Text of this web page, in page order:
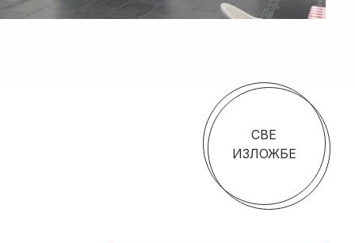
СВЕ
ИЗЛОЖБЕ